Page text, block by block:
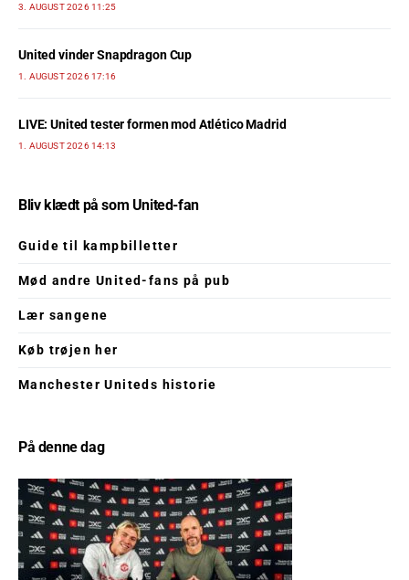
3. AUGUST 2026 11:25
United vinder Snapdragon Cup
1. AUGUST 2026 17:16
LIVE: United tester formen mod Atlético Madrid
1. AUGUST 2026 14:13
Bliv klædt på som United-fan
Guide til kampbilletter
Mød andre United-fans på pub
Lær sangene
Køb trøjen her
Manchester Uniteds historie
På denne dag